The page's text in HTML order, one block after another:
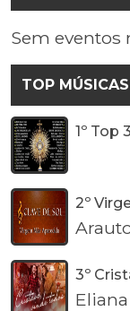
Sem
TOP MÚSICAS
1º Top
2º
3º